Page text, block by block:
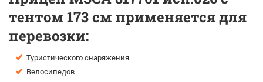
тентом 173 см применяется для
перевозки:
Туристического снаряжения
Велосипедов